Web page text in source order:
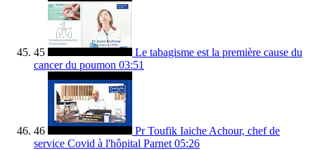
45
Le tabagisme est la première cause du
cancer du poumon 03:51
46
Pr Toufik Iaiche Achour, chef de
service Covid à l'hôpital Parnet 05:26